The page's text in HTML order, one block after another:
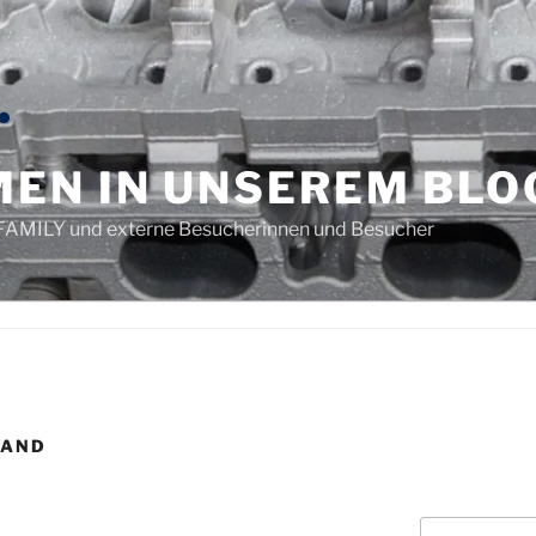
IN UNSEREM
und externe Besucherinnen und Besucher